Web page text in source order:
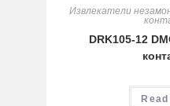
Извлекатели
DRK105-12